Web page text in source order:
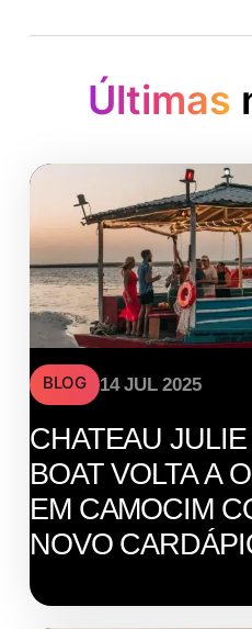
Últimas
BLOG 14 JUL 2025
CHATEAU
BOAT VOLTA A
EM CAMOCIM
NOVO